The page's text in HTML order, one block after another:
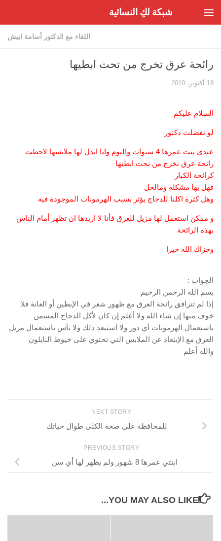
شبكة لكِ النسائية
اللقاء مع الدكتور أسامة ابيش
رائحة عرق تخرج من تحت ابطيها
18 أكتوبر، 2010
السلام عليكم
لو تفضلت دكتور
عندي بنت عمرها 4 سنوات واليوم وانا ابدل لها ملابسها لاحظت
رائحة عرق تخرج من تحت ابطيها
كرائحة الكبار
فهل بها مشكلة ومالحل
وهل كثرة اكلنا للدجاج يؤثر بسبب الهرمونات الموجودة فيه
و ممكن استعمل لها مزيل للعرق فأنا لا اريدها ان تظهر أمام الناس
بهذه الرائحة
وجزاك الله خيرا
الجواب :
بسم الله الرحمن الرحيم
إذا لم تترافق رائحة العرق مع ظهور شعر في الإبطين أو العانة فلا
خوف منها إن شاء الله ولا أعلم إن كان لأكل الدجاج المسمن
باستعمال الهرمونات أي دور ولا أستبعد ذلك ولا بأس باستعمال مزيل
العرق مع الإبتعاد عن الملابس التي تحتوي على خيوط النايلون
والله أعلم
NEXT STORY
للمحافظة على صحة الكلى طوال حياتك
PREVIOUS STORY
ابنتي عمرها 8 شهور ولم يظهر لها أي سن
YOU MAY ALSO LIKE...